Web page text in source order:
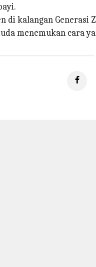
kalangan Generasi
menemukan cara